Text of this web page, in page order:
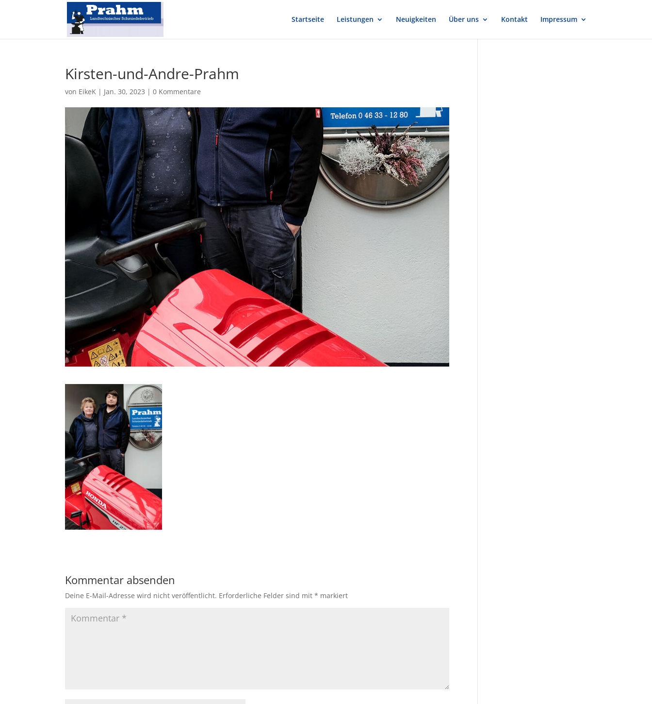
Startseite Leistungen Neuigkeiten Über uns Kontakt Impressum
Kirsten-und-Andre-Prahm
von EikeK | Jan. 30, 2023 |0 Kommentare
Kommentar absenden
Deine E-Mail-Adresse wird nicht veröffentlicht. Erforderliche Felder sind mit* markiert